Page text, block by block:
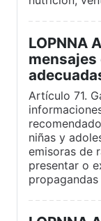
LOPNNA
Artículo 71.
niñas y
emisoras de
presentar o